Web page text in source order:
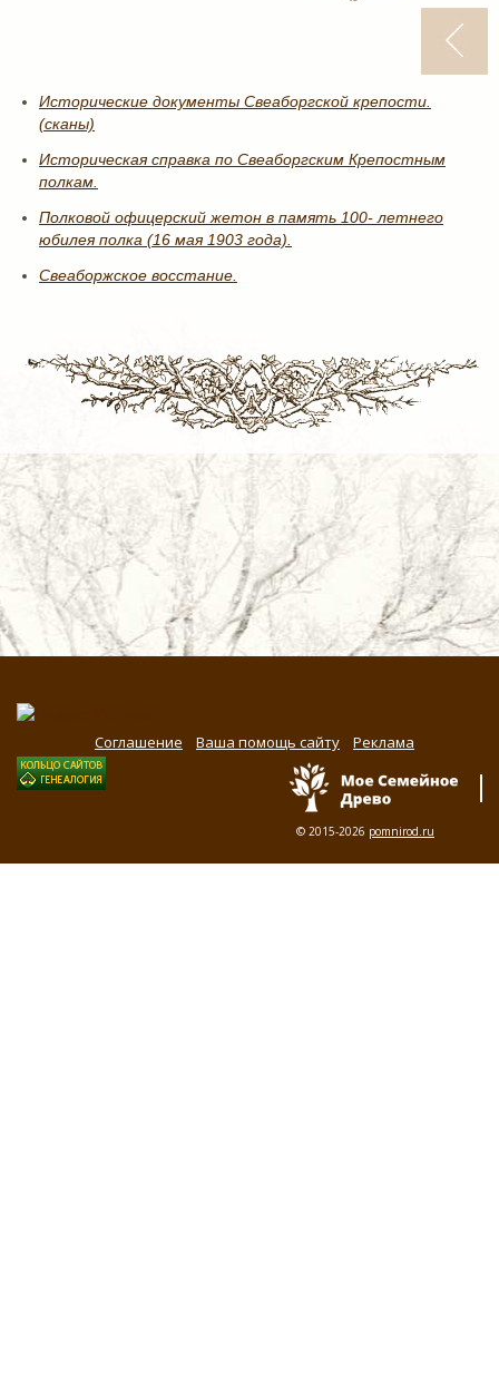
Исторические документы Свеаборгской крепости.
(сканы)
Историческая справка по Свеаборгским Крепостным
полкам.
Полковой офицерский жетон в память 100- летнего
юбилея полка (16 мая 1903 года).
Свеаборжское восстание.
Соглашение Ваша помощь сайту Реклама
© 2015-2026 pomnirod.ru